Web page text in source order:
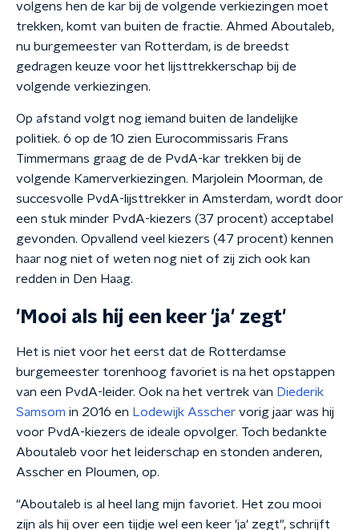
volgens hen de kar bij de volgende verkiezingen moet
trekken, komt van buiten de fractie. Ahmed Aboutaleb,
nu burgemeester van Rotterdam, is de breedst
gedragen keuze voor het lijsttrekkerschap bij de
volgende verkiezingen.
Op afstand volgt nog iemand buiten de landelijke
politiek. 6 op de 10 zien Eurocommissaris Frans
Timmermans graag de de PvdA-kar trekken bij de
volgende Kamerverkiezingen. Marjolein Moorman, de
succesvolle PvdA-lijsttrekker in Amsterdam, wordt door
een stuk minder PvdA-kiezers (37 procent) acceptabel
gevonden. Opvallend veel kiezers (47 procent) kennen
haar nog niet of weten nog niet of zij zich ook kan
redden in Den Haag.
'Mooi als hij een keer 'ja' zegt'
Het is niet voor het eerst dat de Rotterdamse
burgemeester torenhoog favoriet is na het opstappen
van een PvdA-leider. Ook na het vertrek van Diederik
Samsom in 2016 en Lodewijk Asscher vorig jaar was hij
voor PvdA-kiezers de ideale opvolger. Toch bedankte
Aboutaleb voor het leiderschap en stonden anderen,
Asscher en Ploumen, op.
"Aboutaleb is al heel lang mijn favoriet. Het zou mooi
zijn als hij over een tijdje wel een keer 'ja' zegt", schrijft